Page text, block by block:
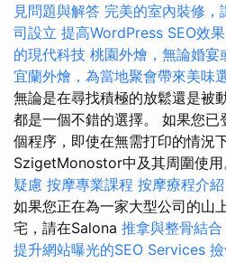
見問題與解答 完美的室內裝修，
司設立 提高WordPress SEO效果
的現代科技 桃園外燴，無論婚宴
宜蘭外燴，為當地聚會帶來美味
無論是在尋找積極的放鬆還是被
都是一個不錯的選擇。 如果您
個程序，即使在無需打印的情況
SzigetMonostor中及其周圍使用
疑慮 按摩專業課程 按摩療程介紹
如果您正在為一家大型公司的山
宅，請在Salona 推拿與整骨結合
提升網站曝光的SEO Services